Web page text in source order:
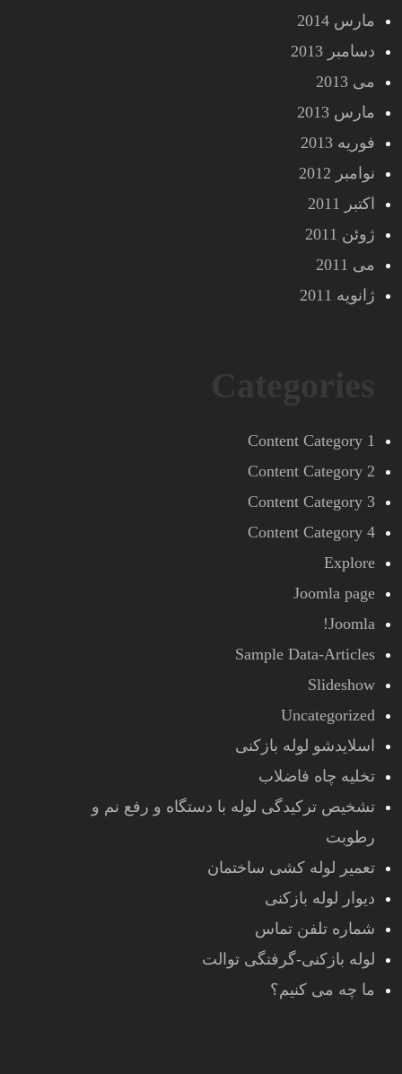
مارس 2014
دسامبر 2013
می 2013
مارس 2013
فوریه 2013
نوامبر 2012
اکتبر 2011
ژوئن 2011
می 2011
ژانویه 2011
Content Category 1
Content Category 2
Content Category 3
Content Category 4
Explore
Joomla page
Joomla!
Sample Data-Articles
Slideshow
Uncategorized
اسلایدشو لوله بازکنی
تخلیه چاه فاضلاب
تشخیص ترکیدگی لوله با دستگاه و رفع نم و
رطوبت
تعمیر لوله کشی ساختمان
دیوار لوله بازکنی
شماره تلفن تماس
لوله بازکنی-گرفتگی توالت
ما چه می کنیم؟